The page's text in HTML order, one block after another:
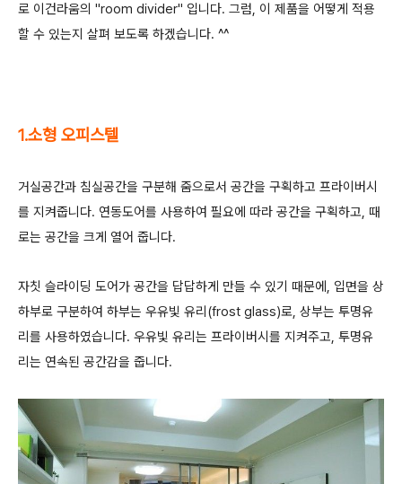
로 이건라움의 "room divider" 입니다. 그럼, 이 제품을 어떻게 적용
할 수 있는지 살펴 보도록 하겠습니다. ^^
1.소형 오피스텔
거실공간과 침실공간을 구분해 줌으로서 공간을 구획하고 프라이버시
를 지켜줍니다. 연동도어를 사용하여 필요에 따라 공간을 구획하고, 때
로는 공간을 크게 열어 줍니다.
자칫 슬라이딩 도어가 공간을 답답하게 만들 수 있기 때문에, 입면을 상
하부로 구분하여 하부는 우유빛 유리(frost glass)로, 상부는 투명유
리를 사용하였습니다. 우유빛 유리는 프라이버시를 지켜주고, 투명유
리는 연속된 공간감을 줍니다.